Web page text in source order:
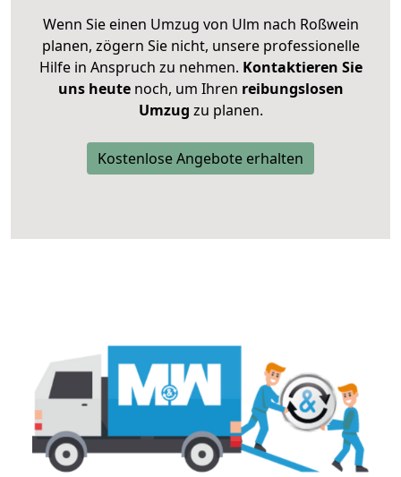
Wenn Sie einen Umzug von Ulm nach Roßwein
planen, zögern Sie nicht, unsere professionelle
Hilfe in Anspruch zu nehmen. Kontaktieren Sie
uns heutenoch, um Ihren reibungslosen
Umzug zu planen.
Kostenlose Angebote erhalten